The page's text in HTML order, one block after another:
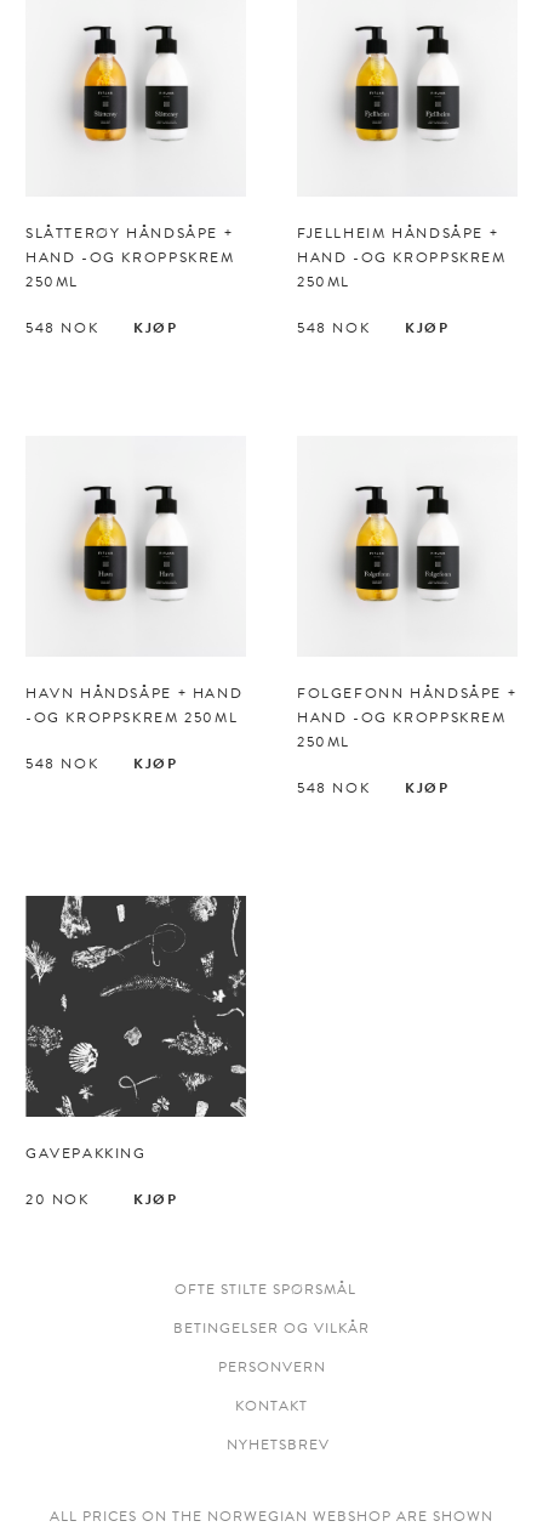
SLÅTTERØY HÅNDSÅPE +
HAND -OG KROPPSKREM
250ML
548 NOK KJØP
FJELLHEIM HÅNDSÅPE +
HAND -OG KROPPSKREM
250ML
548 NOK KJØP
HAVN HÅNDSÅPE + HAND
-OG KROPPSKREM 250ML
548 NOK KJØP
FOLGEFONN HÅNDSÅPE +
HAND -OG KROPPSKREM
250ML
548 NOK KJØP
GAVEPAKKING
20 NOK KJØP
OFTE STILTE SPØRSMÅL
BETINGELSER OG VILKÅR
PERSONVERN
KONTAKT
NYHETSBREV
ALL PRICES ON THE NORWEGIAN WEBSHOP ARE SHOWN